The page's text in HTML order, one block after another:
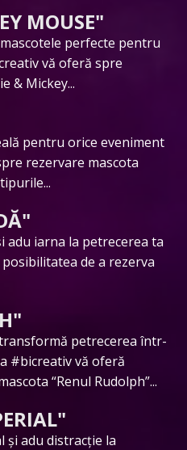
MOUSE"
perfecte pentru
vă oferă spre
& Mickey...
pentru orice eveniment
rezervare mascota
adu iarna la petrecerea ta
de a rezerva
petrecerea într-
#bicreativ vă oferă
“Renul Rudolph”...
și adu distracție la